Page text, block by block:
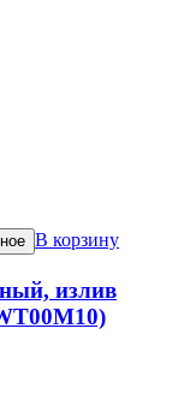
В корзину
излив